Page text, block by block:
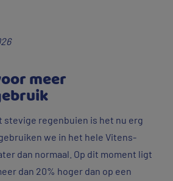
meer
stevige regenbuien is het nu erg
we in het hele Vitens-
dan normaal. Op dit moment ligt
dan 20% hoger dan op een